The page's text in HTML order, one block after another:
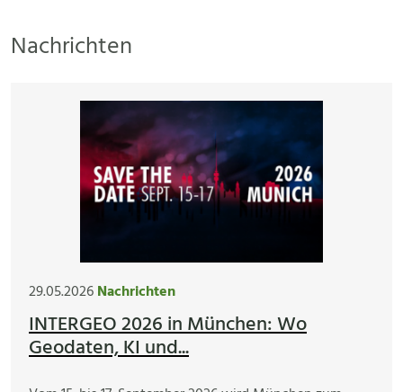
Nachrichten
29.05.2026Nachrichten
INTERGEO 2026 in München: Wo
Geodaten, KI und...